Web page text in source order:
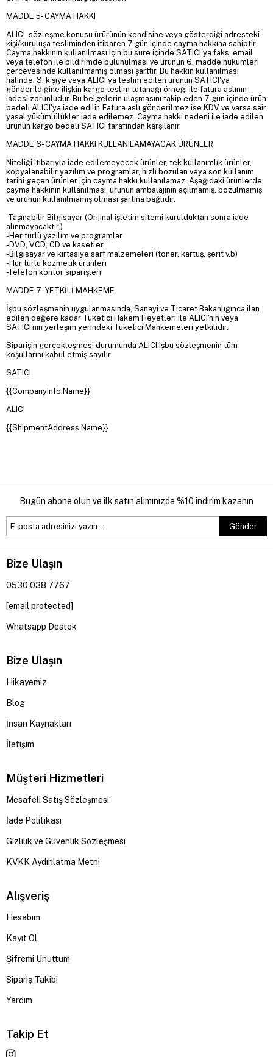
MADDE 5- CAYMA HAKKI
ALICI, sözleşme konusu ürürünün kendisine veya gösterdiği adresteki
kişi/kuruluşa tesliminden itibaren 7 gün içinde cayma hakkına sahiptir.
Cayma hakkının kullanılması için bu süre içinde SATICI'ya faks, email
veya telefon ile bildirimde bulunulması ve ürünün 6. madde hükümleri
çercevesinde kullanılmamış olması şarttır. Bu hakkın kullanılması
halinde, 3. kişiye veya ALICI'ya teslim edilen ürünün SATICI'ya
gönderildiğine ilişkin kargo teslim tutanağı örneği ile fatura aslının
iadesi zorunludur. Bu belgelerin ulaşmasını takip eden 7 gün içinde ürün
bedeli ALICI'ya iade edilir. Fatura aslı gönderilmez ise KDV ve varsa sair
yasal yükümlülükler iade edilemez. Cayma hakkı nedeni ile iade edilen
ürünün kargo bedeli SATICI tarafından karşılanır.
MADDE 6- CAYMA HAKKI KULLANILAMAYACAK ÜRÜNLER
Niteliği itibarıyla iade edilemeyecek ürünler, tek kullanımlık ürünler,
kopyalanabilir yazılım ve programlar, hızlı bozulan veya son kullanım
tarihi geçen ürünler için cayma hakkı kullanılamaz. Aşağıdaki ürünlerde
cayma hakkının kullanılması, ürünün ambalajının açılmamış, bozulmamış
ve ürünün kullanılmamış olması şartına bağlıdır.
-Taşınabilir Bilgisayar (Orijinal işletim sitemi kurulduktan sonra iade
alınmayacaktır.)
-Her türlü yazılım ve programlar
-DVD, VCD, CD ve kasetler
-Bilgisayar ve kırtasiye sarf malzemeleri (toner, kartuş, şerit v.b)
-Hür türlü kozmetik ürünleri
-Telefon kontör siparişleri
MADDE 7- YETKİLİ MAHKEME
İşbu sözleşmenin uygulanmasında, Sanayi ve Ticaret Bakanlığınca ilan
edilen değere kadar Tüketici Hakem Heyetleri ile ALICI'nın veya
SATICI'nın yerleşim yerindeki Tüketici Mahkemeleri yetkilidir.
Siparişin gerçekleşmesi durumunda ALICI işbu sözleşmenin tüm
koşullarını kabul etmiş sayılır.
SATICI
{{CompanyInfo.Name}}
ALICI
{{ShipmentAddress.Name}}
Bugün abone olun ve ilk satın alımınızda %10 indirim kazanın
Gönder
Bize Ulaşın
0530 038 7767
[email protected]
Whatsapp Destek
Bize Ulaşın
Hikayemiz
Blog
İnsan Kaynakları
İletişim
Müşteri Hizmetleri
Mesafeli Satış Sözleşmesi
İade Politikası
Gizlilik ve Güvenlik Sözleşmesi
KVKK Aydınlatma Metni
Alışveriş
Hesabım
Kayıt Ol
Şifremi Unuttum
Sipariş Takibi
Yardım
Takip Et